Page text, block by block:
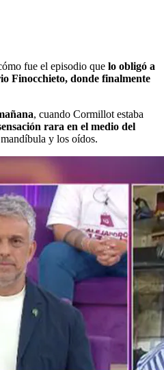
fue el episodio que lo obligó a
Finocchieto, donde finalmente
, cuando Cormillot estaba
rara en el medio del
y los oídos.